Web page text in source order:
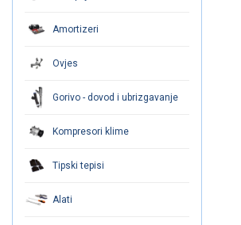
Amortizeri
Ovjes
Gorivo - dovod i ubrizgavanje
Kompresori klime
Tipski tepisi
Alati